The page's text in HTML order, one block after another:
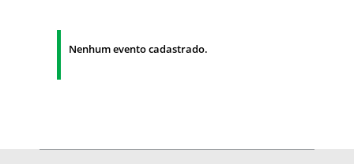
Nenhum evento cadastrado.